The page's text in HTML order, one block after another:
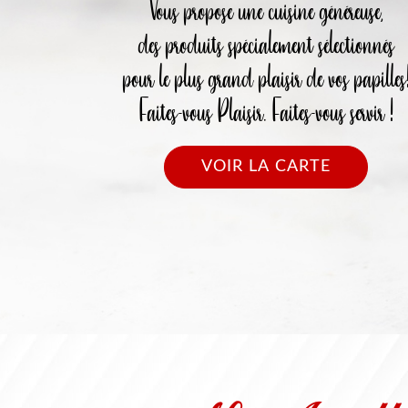
Vous propose une cuisine généreuse,
des produits spécialement sélectionnés
pour le plus grand plaisir de vos
Faites-vous Plaisir. Faites-vous servir !
VOIR LA CARTE